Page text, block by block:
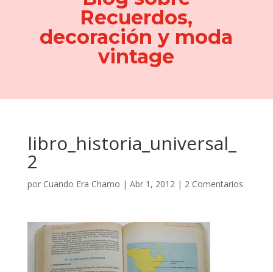
Recuerdos,
decoración y moda
vintage
libro_historia_universal_
2
por Cuando Era Chamo | Abr 1, 2012| 2 Comentarios